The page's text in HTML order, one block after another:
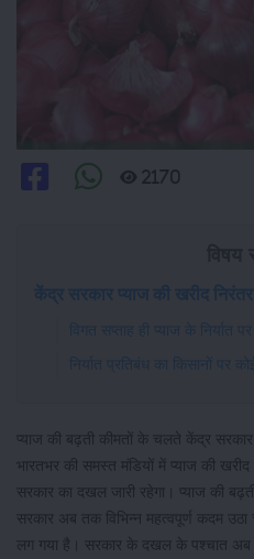
2170
केंद्र सरकार प्याज की खरीद निरंतर
विगत सप्ताह ही प्याज के निर्यात
निर्यात प्रतिबंध का किसानों पर
प्याज की बढ़ती कीमतों के चलते केंद्र
भारतभर की समस्त मंडियों में प्याज की
सरकार का दखल जारी रहेगा। प्याज की
सरकार अब तक विभिन्न महत्वपूर्ण कदम
लग गया है। सरकार के दखल के पश्चात अब